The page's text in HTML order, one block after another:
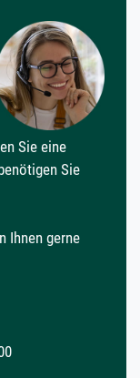
Sie eine
Sie
Ihnen gerne